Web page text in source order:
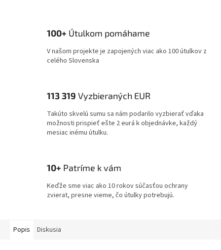
100+ Útulkom pomáhame
V našom projekte je zapojených viac ako 100 útulkov z
celého Slovenska
113 319 Vyzbieraných EUR
Takúto skvelú sumu sa nám podarilo vyzbierať vďaka
možnosti prispieť ešte 2 eurá k objednávke, každý
mesiac inému útulku.
10+ Patríme k vám
Keďže sme viac ako 10 rokov súčasťou ochrany
zvierat, presne vieme, čo útulky potrebujú.
Popis Diskusia